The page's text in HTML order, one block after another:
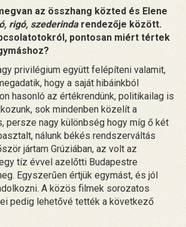
az összhang közted és Elene
rigó, szederindarendezője között.
pontosan miért tértek
privilégium együtt felépíteni valamit,
hogy a saját hibáinkból
hasonló az értékrendünk, politikailag is
sok mindenben közelít a
persze nagy különbség hogy míg ő két
nálunk békés rendszerváltás
jártam Grúziában, az volt az
tíz évvel azelőtti Budapestre
Egyszerűen értjük egymást, és jól
A közös filmek sorozatos
pedig lehetővé tették a következő